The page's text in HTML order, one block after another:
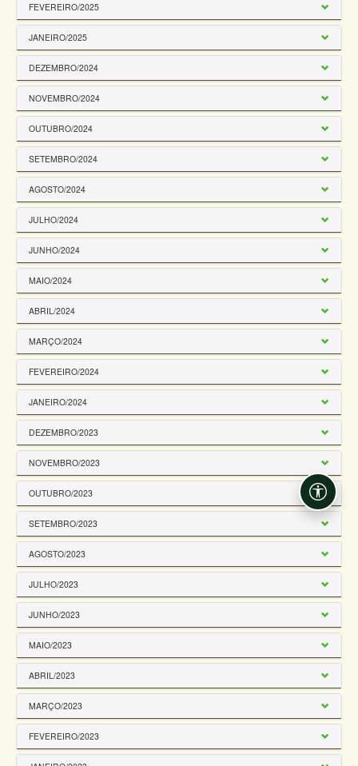
FEVEREIRO/2025
JANEIRO/2025
DEZEMBRO/2024
NOVEMBRO/2024
OUTUBRO/2024
SETEMBRO/2024
AGOSTO/2024
JULHO/2024
JUNHO/2024
MAIO/2024
ABRIL/2024
MARÇO/2024
FEVEREIRO/2024
JANEIRO/2024
DEZEMBRO/2023
NOVEMBRO/2023
OUTUBRO/2023
SETEMBRO/2023
AGOSTO/2023
JULHO/2023
JUNHO/2023
MAIO/2023
ABRIL/2023
MARÇO/2023
FEVEREIRO/2023